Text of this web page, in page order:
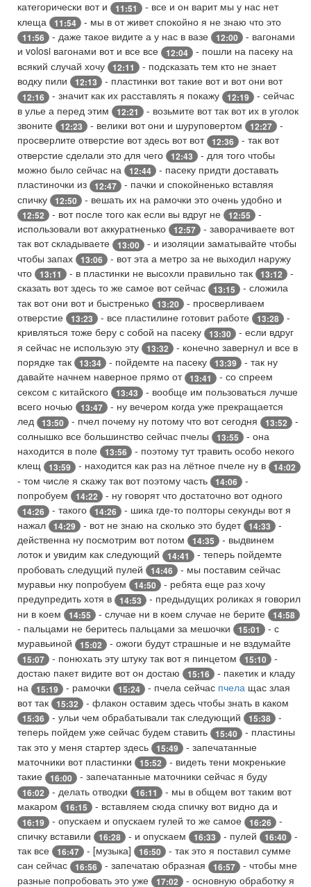
категорически вот и
11:51
- все и он варит мы у нас нет
клеща
11:54 - мы в от живет спокойно я не знаю что это
11:56 - даже такое видите а у нас в вазе 12:00
- вагонами
и volosi вагонами вот и все все
12:04
- пошли на пасеку на
всякий случай хочу
12:11
- подсказать тем кто не знает
водку пили
12:13 - пластинки вот такие вот и вот они вот
12:16 - значит как их расставлять я покажу 12:19
- сейчас
в улье а перед этим
12:21
- возьмите вот так вот их в уголок
звоните
12:23 - велики вот они и шуруповертом 12:27
-
просверлите отверстие вот здесь вот вот 12:36
- так вот
отверстие сделали это для чего
12:43
- для того чтобы
можно было сейчас на
12:44
- пасеку придти доставать
пластиночки из
12:47
- пачки и спокойненько вставляя
спичку
12:50 - вешать их на рамочки это очень удобно и
12:52 - вот после того как если вы вдруг не 12:55
-
использовали вот аккуратненько
12:57
- заворачиваете вот
так вот складываете
13:00
- и изоляции заматывайте чтобы
чтобы запах
13:06
- вот эта а метро за не выходил наружу
что
13:11 - в пластинки не высохли правильно так 13:12
-
сказать вот здесь то же самое вот сейчас
13:15
- сложила
так вот они вот и быстренько
13:20
- просверливаем
отверстие
13:23 - все пластилине готовит работе 13:28
-
кривляться тоже беру с собой на пасеку
13:30
- если вдруг
я сейчас не использую эту
13:32
- конечно завернул и все в
порядке так
13:34 - пойдемте на пасеку 13:39
- так ну
давайте начнем наверное прямо от 13:41
- со спреем
сексом с китайского
13:43
- вообще им пользоваться лучше
всего ночью
13:47
- ну вечером когда уже прекращается
лед
13:50 - пчел почему ну потому что вот сегодня 13:52
-
солнышко все большинство сейчас пчелы
13:55
- она
находится в поле
13:56
- поэтому тут травить особо некого
клещ
13:59 - находится как раз на лётное пчеле ну в 14:02
- том числе я скажу так вот поэтому часть 14:06
-
попробуем
14:22 - ну говорят что достаточно вот одного
14:26 - такого 14:26
- шика где-то полторы секунды вот я
нажал
14:29 - вот не знаю на сколько это будет 14:33
-
действенна ну посмотрим вот потом
14:35
- выдвинем
лоток и увидим как следующий
14:41
- теперь пойдемте
пробовать следущий пулей
14:46
- мы поставим сейчас
муравьи нку попробуем
14:50
- ребята еще раз хочу
предупредить хотя в
14:53
- предыдущих роликах я говорил
ни в коем
14:55 - случае ни в коем случае не берите 14:58
- пальцами не беритесь пальцами за мешочки 15:01
- с
муравьиной
15:02 - ожоги будут страшные и не вздумайте
15:07 - понюхать эту штуку так вот я пинцетом 15:10
-
достаю пакет видите вот он достаю
15:16
- пакетик и кладу
на
15:19 - рамочки 15:24 - пчела сейчас пчела щас злая
вот так
15:32 - флакон оставим здесь чтобы знать в каком
15:36 - ульи чем обрабатывали так следующий 15:38
-
теперь пойдем уже сейчас будем ставить
15:40
- пластины
так это у меня стартер здесь
15:49
- запечатанные
маточники вот пластинки
15:52
- видеть тени мокренькие
такие
16:00 - запечатанные маточники сейчас я буду
16:02 - делать отводки 16:11
- мы в общем вот таким вот
макаром
16:15 - вставляем сюда спичку вот видно да и
16:19 - опускаем и опускаем гулей то же самое 16:26
-
спичку вставили
16:28 - и опускаем 16:33 - пулей 16:40
-
так все
16:47 - [музыка] 16:50
- так это я поставил сумме
сан сейчас
16:56 - запечатаю образная 16:57
- чтобы мне
разные попробовать это уже
17:02 - основную обработку я